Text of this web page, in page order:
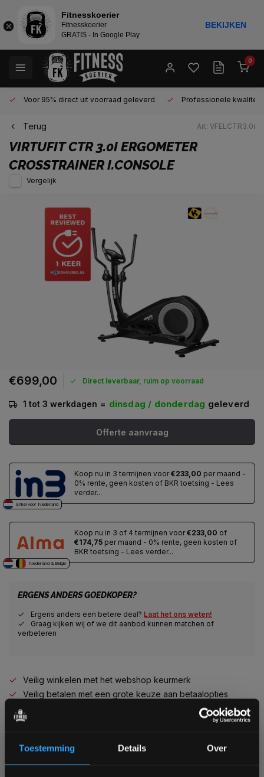
Toestemming Details Over
0
Voor 95% direct uit voorraad geleverd Professionele kwaliteit
Terug Art: VFELCTR3.0i
VIRTUFITCTR 3.0I ERGOMETER
CROSSTRAINER I.CONSOLE
Vergelijk
€699,00 Direct leverbaar, ruim op voorraad
1 tot 3 werkdagen = dinsdag / donderdag geleverd
Offerte aanvraag
Enkel voor Nederland
Koop nu in 3 termijnen voor €233,00 per maand -
0% rente, geen kosten of BKR toetsing - Lees
verder...
Nederland & Belgie
Koop nu in 3 of 4 termijnen voor €233,00 of
€174,75 per maand - 0% rente, geen kosten of
BKR toetsing - Lees verder...
ERGENS ANDERS GOEDKOPER?
Ergens anders een betere deal? Laat het ons weten!
Graag kijken wij of we dit aanbod kunnen matchen of
verbeteren
Veilig winkelen met het webshop keurmerk
Veilig betalen met een grote keuze aan betaalopties
Voor 95% direct uit voorraad geleverd
Van homegym tot professionele gym
Persoonlijk en deskundig advies op maat
Fitnesskoerier
Fitnesskoerier
GRATIS - In Google Play
BEKIJKEN